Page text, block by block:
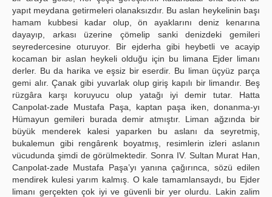
yapıt meydana getirmeleri olanaksızdır. Bu aslan heykelinin başı
hamam kubbesi kadar olup, ön ayaklarını deniz kenarına
dayayıp, arkası üzerine çömelip sanki denizdeki gemileri
seyredercesine oturuyor. Bir ejderha gibi heybetli ve acayip
kocaman bir aslan heykeli olduğu için bu limana Ejder limanı
derler. Bu da harika ve eşsiz bir eserdir. Bu liman üçyüz parça
gemi alır. Çanak gibi yuvarlak olup giriş kapılı bir limandır. Beş
rüzgâra karşı koruyucu olup yatağı iyi demir tutar. Hatta
Canpolat-zade Mustafa Paşa, kaptan paşa iken, donanma-yı
Hümayun gemileri burada demir atmıştır. Liman ağzında bir
büyük menderek kalesi yaparken bu aslanı da seyretmiş,
bukalemun gibi rengârenk boyatmış, resimlerin izleri aslanın
vücudunda şimdi de görülmektedir. Sonra IV. Sultan Murat Han,
Canpolat-zade Mustafa Paşa’yı yanına çağırınca, sözü edilen
mendirek kulesi yarım kalmış. O kale tamamlansaydı, bu Ejder
limanı gerçekten çok iyi ve güvenli bir yer olurdu. Lakin zalim